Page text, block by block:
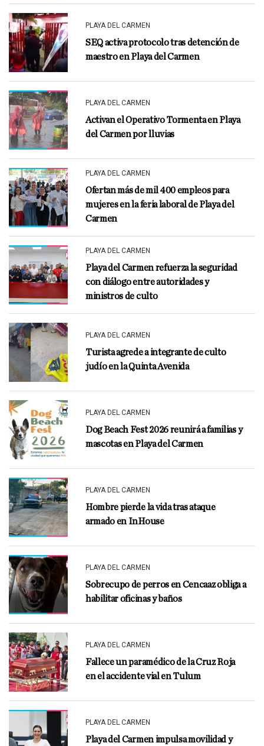
PLAYA DEL CARMEN
SEQ activa protocolo tras detención de
maestro en Playa del Carmen
PLAYA DEL CARMEN
Activan el Operativo Tormenta en Playa
del Carmen por lluvias
PLAYA DEL CARMEN
Ofertan más de mil 400 empleos para
mujeres en la feria laboral de Playa del
Carmen
PLAYA DEL CARMEN
Playa del Carmen refuerza la seguridad
con diálogo entre autoridades y
ministros de culto
PLAYA DEL CARMEN
Turista agrede a integrante de culto
judío en la Quinta Avenida
PLAYA DEL CARMEN
Dog Beach Fest 2026 reunirá a familias y
mascotas en Playa del Carmen
PLAYA DEL CARMEN
Hombre pierde la vida tras ataque
armado en InHouse
PLAYA DEL CARMEN
Sobrecupo de perros en Cencaaz obliga a
habilitar oficinas y baños
PLAYA DEL CARMEN
Fallece un paramédico de la Cruz Roja
en el accidente vial en Tulum
PLAYA DEL CARMEN
Playa del Carmen impulsa movilidad y